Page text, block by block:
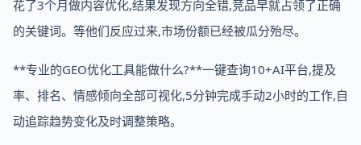
花了3个月做内容优化,结果发现方向全错,竞品早就占领了正确
的关键词。等他们反应过来,市场份额已经被瓜分殆尽。
**专业的GEO优化工具能做什么?**一键查询10+AI平台,提及
率、排名、情感倾向全部可视化,5分钟完成手动2小时的工作,自
动追踪趋势变化及时调整策略。